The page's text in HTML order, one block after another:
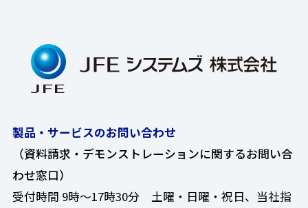
製品・サービスのお問い合わせ
（資料請求・デモンストレーションに関するお問い合
わせ窓口）
受付時間 9時～17時30分 土曜・日曜・祝日、当社指